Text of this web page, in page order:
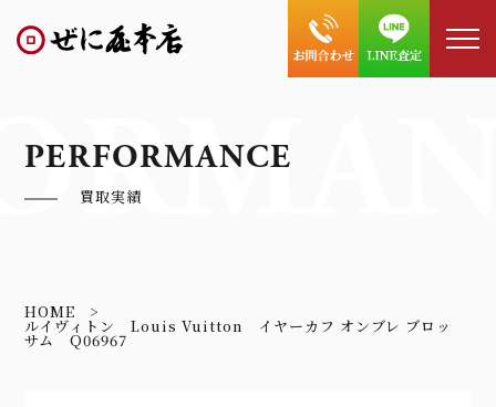
PERFORMANCE
買取実績
HOME
ルイヴィトン Louis Vuitton イヤーカフ オンブレ ブロッ
サム Q06967